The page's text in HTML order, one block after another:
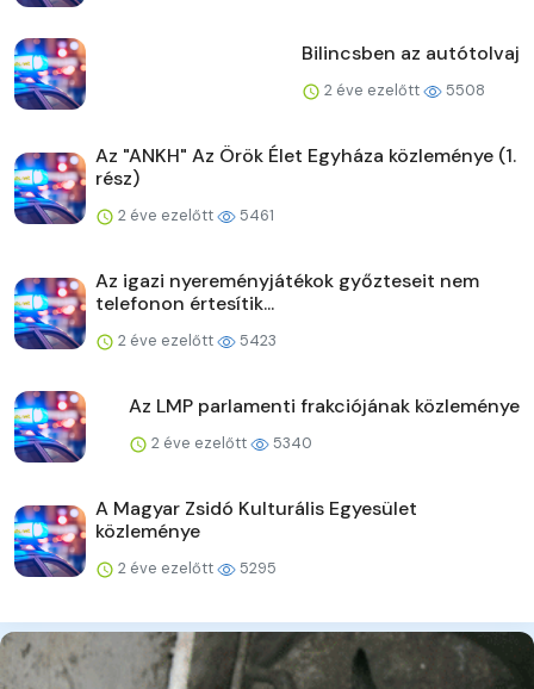
Bilincsben az autótolvaj
2 éve ezelőtt 5508
Az "ANKH" Az Örök Élet Egyháza közleménye (1.
rész)
2 éve ezelőtt 5461
Az igazi nyereményjátékok győzteseit nem
telefonon értesítik...
2 éve ezelőtt 5423
Az LMP parlamenti frakciójának közleménye
2 éve ezelőtt 5340
A Magyar Zsidó Kulturális Egyesület
közleménye
2 éve ezelőtt 5295